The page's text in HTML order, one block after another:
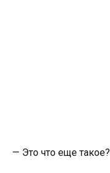
— Это что еще такое?